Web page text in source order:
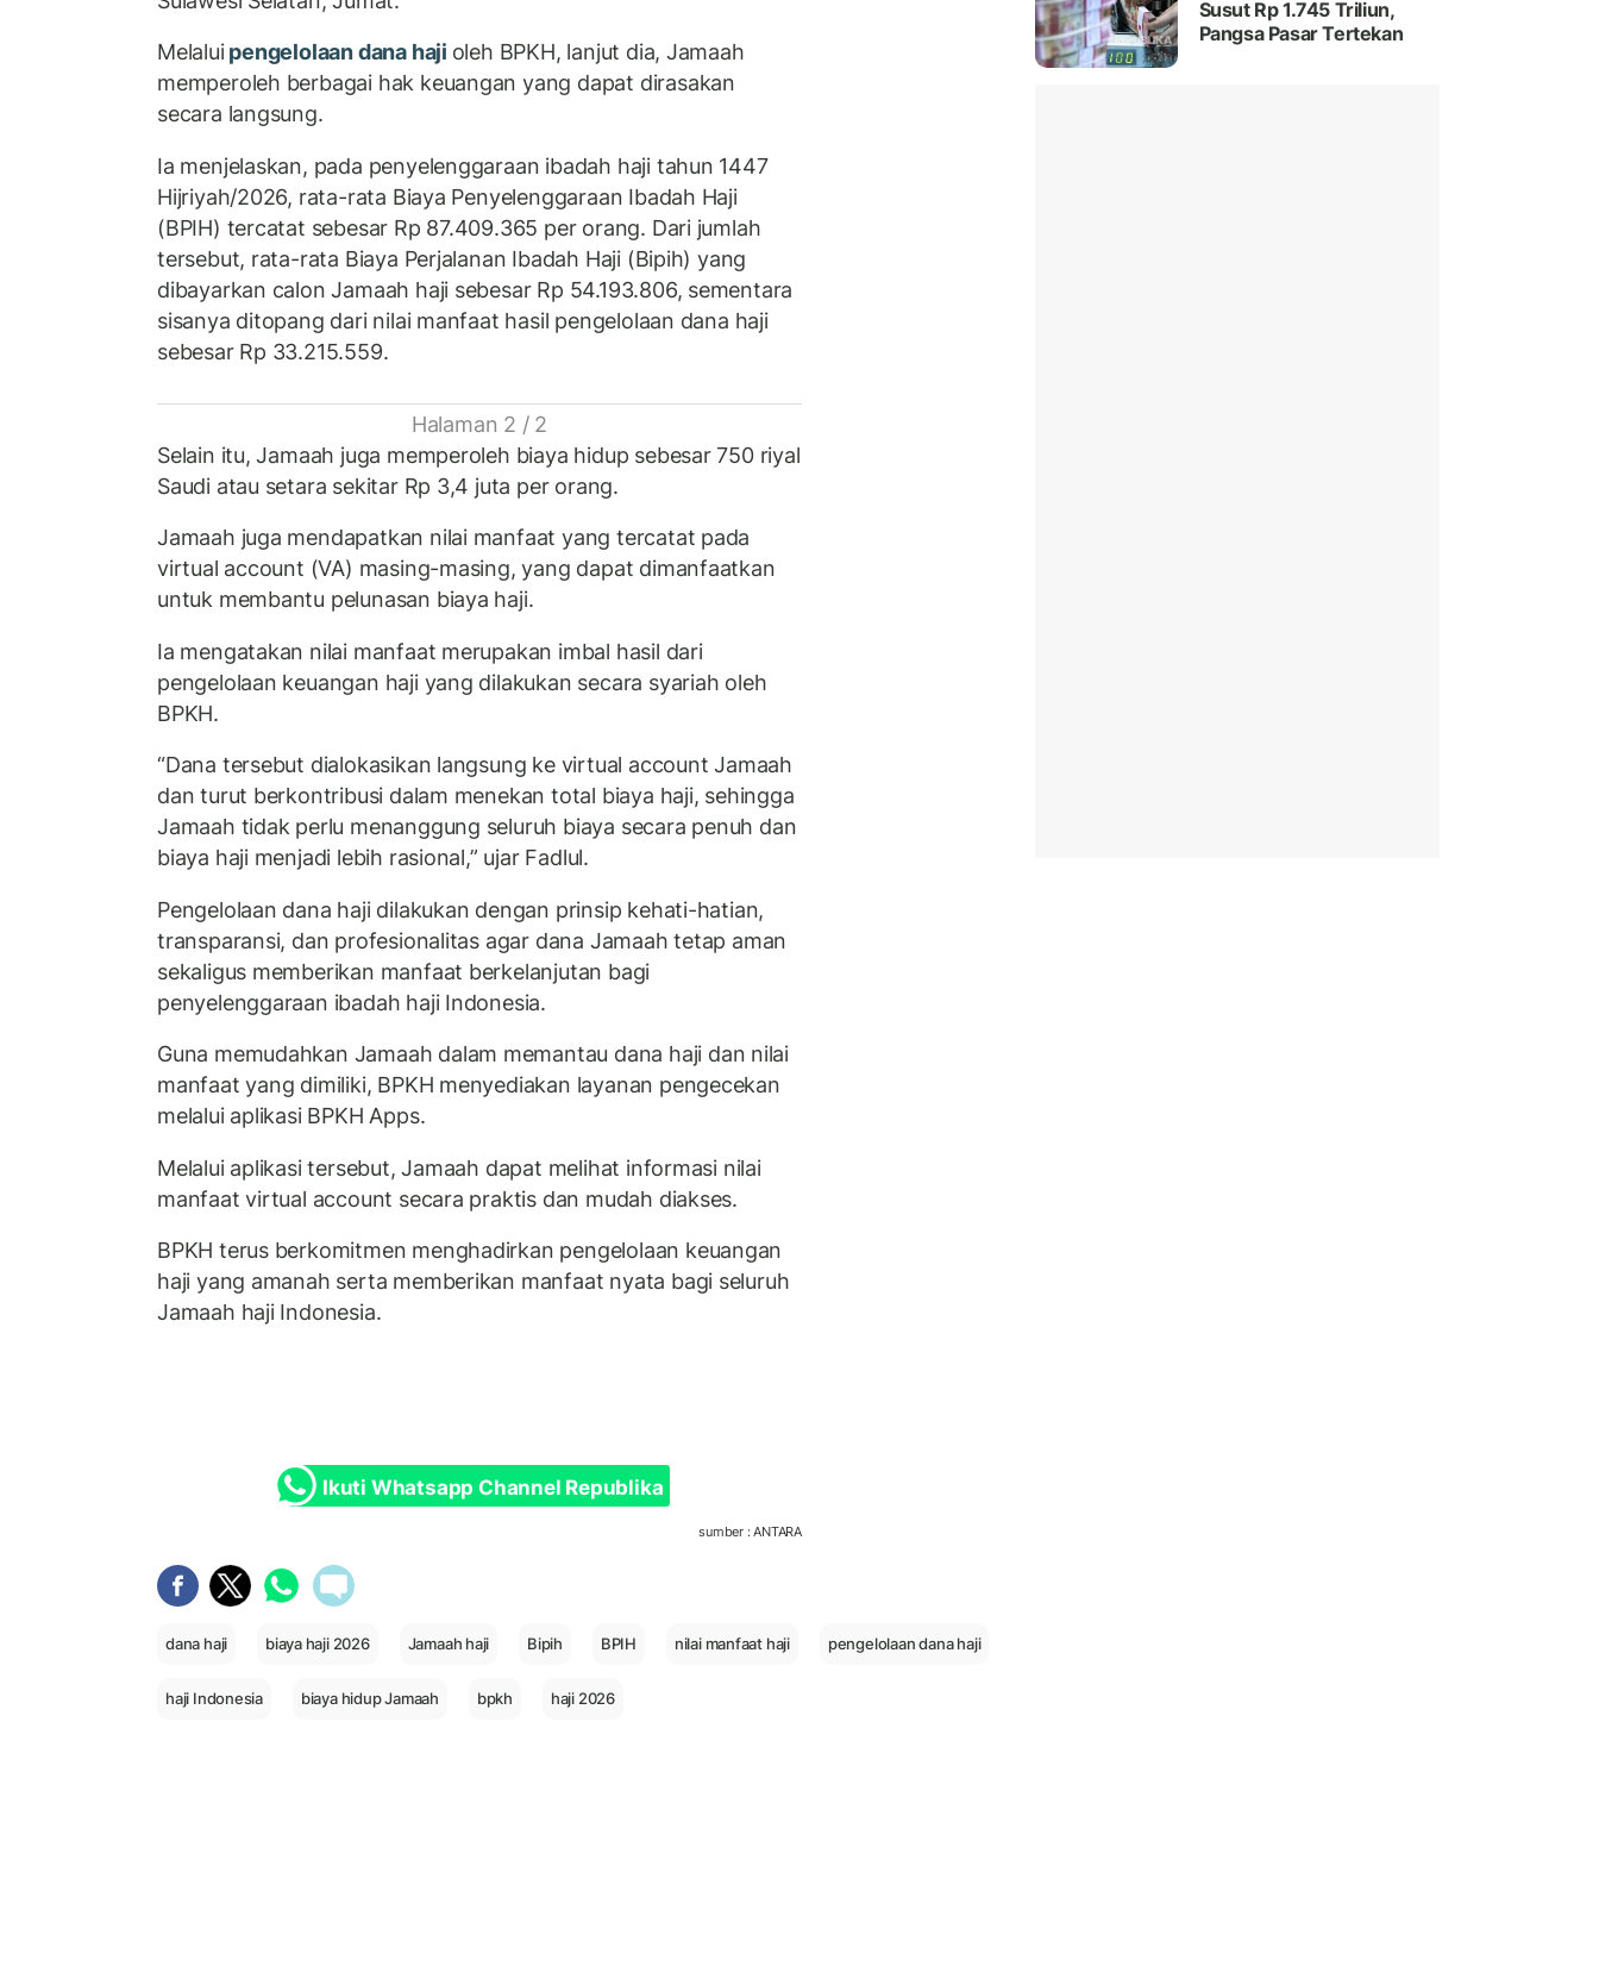
Melaluipengelolaan dana haji oleh BPKH, lanjut dia, Jamaah
memperoleh berbagai hak keuangan yang dapat dirasakan
secara langsung.
Ia menjelaskan, pada penyelenggaraan ibadah haji tahun 1447
Hijriyah/2026, rata-rata Biaya Penyelenggaraan Ibadah Haji
(BPIH) tercatat sebesar Rp 87.409.365 per orang. Dari jumlah
tersebut, rata-rata Biaya Perjalanan Ibadah Haji (Bipih) yang
dibayarkan calon Jamaah haji sebesar Rp 54.193.806, sementara
sisanya ditopang dari nilai manfaat hasil pengelolaan dana haji
sebesar Rp 33.215.559.
Halaman 2 / 2
Selain itu, Jamaah juga memperoleh biaya hidup sebesar 750 riyal
Saudi atau setara sekitar Rp 3,4 juta per orang.
Jamaah juga mendapatkan nilai manfaat yang tercatat pada
virtual account (VA) masing-masing, yang dapat dimanfaatkan
untuk membantu pelunasan biaya haji.
Ia mengatakan nilai manfaat merupakan imbal hasil dari
pengelolaan keuangan haji yang dilakukan secara syariah oleh
BPKH.
“Dana tersebut dialokasikan langsung ke virtual account Jamaah
dan turut berkontribusi dalam menekan total biaya haji, sehingga
Jamaah tidak perlu menanggung seluruh biaya secara penuh dan
biaya haji menjadi lebih rasional,” ujar Fadlul.
Pengelolaan dana haji dilakukan dengan prinsip kehati-hatian,
transparansi, dan profesionalitas agar dana Jamaah tetap aman
sekaligus memberikan manfaat berkelanjutan bagi
penyelenggaraan ibadah haji Indonesia.
Guna memudahkan Jamaah dalam memantau dana haji dan nilai
manfaat yang dimiliki, BPKH menyediakan layanan pengecekan
melalui aplikasi BPKH Apps.
Melalui aplikasi tersebut, Jamaah dapat melihat informasi nilai
manfaat virtual account secara praktis dan mudah diakses.
BPKH terus berkomitmen menghadirkan pengelolaan keuangan
haji yang amanah serta memberikan manfaat nyata bagi seluruh
Jamaah haji Indonesia.
Ikuti Whatsapp Channel Republika
sumber : ANTARA
dana haji biaya haji 2026 Jamaah haji Bipih BPIH nilai manfaat haji pengelolaan dana haji
haji Indonesia biaya hidup Jamaah bpkh haji 2026
Susut Rp 1.745 Triliun,
Pangsa Pasar Tertekan